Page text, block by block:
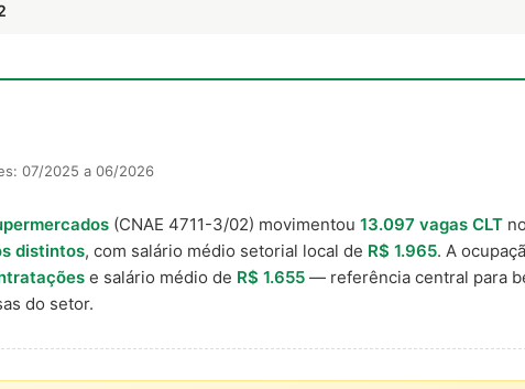
07/2025 a 06/2026
(CNAE 4711-3/02) movimentou 13.097 vagas CLT
distintos, com salário médio setorial local de R$ 1.965. A
e salário médio de R$ 1.655 — referência central para
do setor.